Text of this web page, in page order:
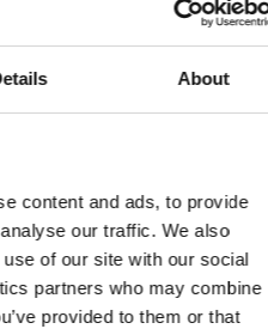
About
content and ads, to provide
our traffic. We also
of our site with our social
partners who may combine
provided to them or that
af generalister, der
Vedligehold er
samtidig med at det
virksomhedens samlede